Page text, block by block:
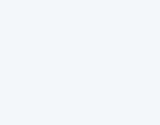
Ehrlich gesagt fühle ich
wenn ich mich jetzt in
Inklusion, Achtsamkeit,
von Konflikten hat, dafür
bespreche, in dem es
Bedürfnisorientierung
Bücherverbrennung? Mit